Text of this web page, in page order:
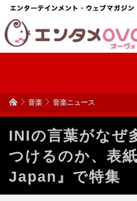
音楽 音楽ニュース
INIの言葉がなぜ
つけるのか、表
Japan』で特集